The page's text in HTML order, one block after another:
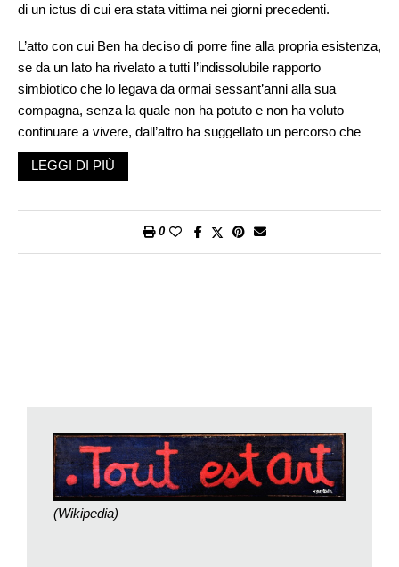
di un ictus di cui era stata vittima nei giorni precedenti.
L’atto con cui Ben ha deciso di porre fine alla propria esistenza,
se da un lato ha rivelato a tutti l’indissolubile rapporto
simbiotico che lo legava da ormai sessant’anni alla sua
compagna, senza la quale non ha potuto e non ha voluto
continuare a vivere, dall’altro ha suggellato un percorso che
dalla fine degli anni Cinquanta si è snodato con estrema
coerenza lungo il confine impercettibile che separa arte e vita.
A dispetto della leggerezza giocosa e del disordine caotico che
sembrano improntare la sua opera, Ben era infatti un artista di
un rigore ossessivo e di una costanza quasi maniacale. Il suo
(adesso è chiaro che non si trattava di una di quelleboutade
ironiche a cui ci aveva spesso abituati).
Del resto Ben l’aveva dichiarato fin dal 1961 con la consueta
sintesi epigrammatica per la quale è diventato giustamente
LEGGI DI PIÙ
0
(Wikipedia)